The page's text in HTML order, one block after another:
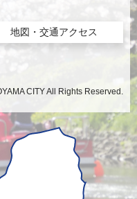
地図・交通アクセス
CITY All Rights Reserved.